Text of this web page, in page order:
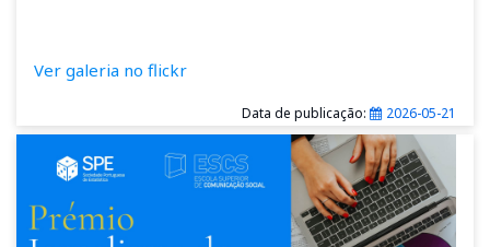
Ver galeria no flickr
Data de publicação: 2026-05-21